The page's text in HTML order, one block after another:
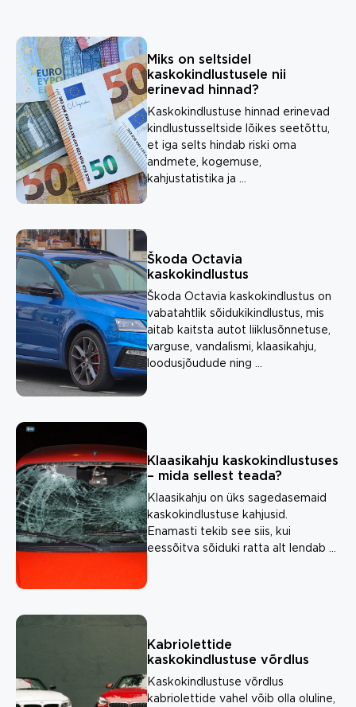
Miks on seltsidel
kaskokindlustusele nii
erinevad hinnad?
Kaskokindlustuse hinnad erinevad
kindlustusseltside lõikes seetõttu,
et iga selts hindab riski oma
andmete, kogemuse,
kahjustatistika ja ...
Škoda Octavia
kaskokindlustus
Škoda Octavia kaskokindlustus on
vabatahtlik sõidukikindlustus, mis
aitab kaitsta autot liiklusõnnetuse,
varguse, vandalismi, klaasikahju,
loodusjõudude ning ...
Klaasikahju kaskokindlustuses
– mida sellest teada?
Klaasikahju on üks sagedasemaid
kaskokindlustuse kahjusid.
Enamasti tekib see siis, kui
eessõitva sõiduki ratta alt lendab ...
Kabriolettide
kaskokindlustuse võrdlus
Kaskokindlustuse võrdlus
kabriolettide vahel võib olla oluline,